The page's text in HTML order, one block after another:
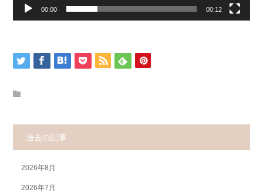
00:00 00:12
過去の記事
2026年8月
2026年7月